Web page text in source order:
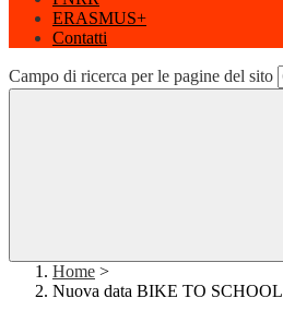
ERASMUS+
Contatti
Campo di ricerca per le pagine del sito
Home >
Nuova data BIKE TO SCHOOL